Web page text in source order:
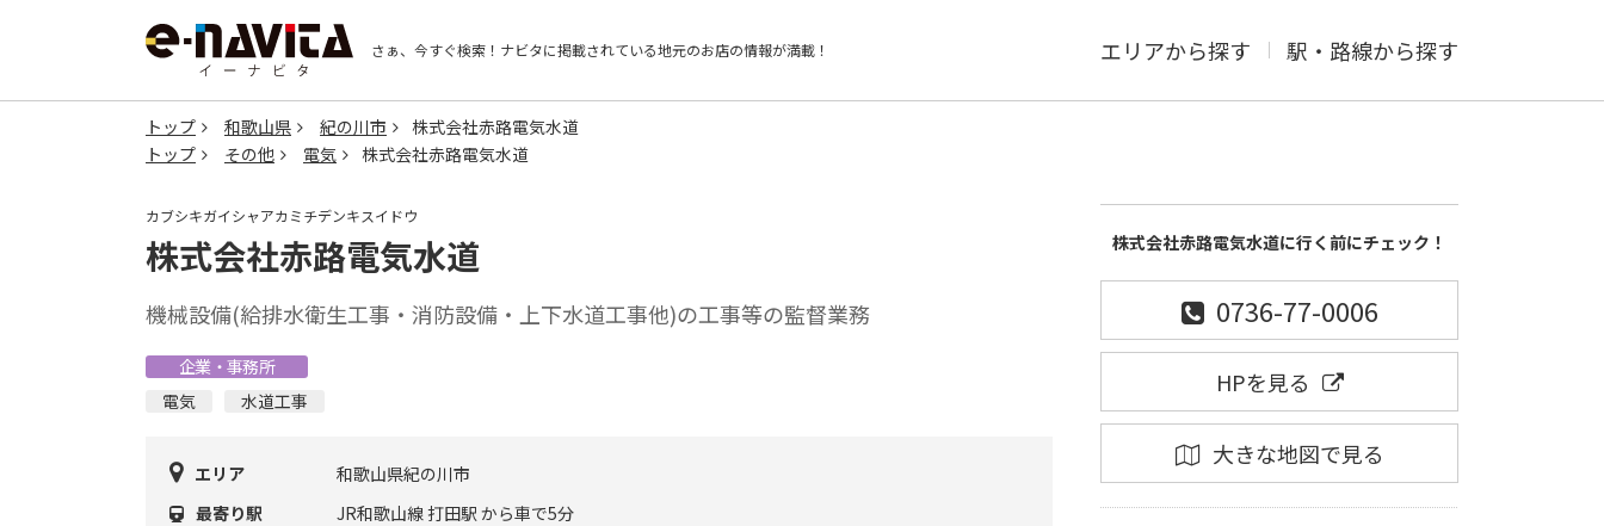
さぁ、今すぐ検索！ ナビタに掲載されている地元のお店の情報が満載！ エリアから探す 駅・路線から探す
トップ 和歌山県 紀の川市
株式会社赤路電気水道
トップ
その他 電気 株式会社赤路電気水道
カブシキガイシャアカミチデンキスイドウ
株式会社赤路電気水道
機械設備(給排水衛生工事・消防設備・上下水道工事他)の工事等の監督業務
企業・事務所
電気
水道工事
エリア
和歌山県紀の川市
最寄り駅
JR和歌山線 打田駅 から車で5分
株式会社赤路電気水道に行く前にチェック！
0736-77-0006
HPを見る
大きな地図で見る